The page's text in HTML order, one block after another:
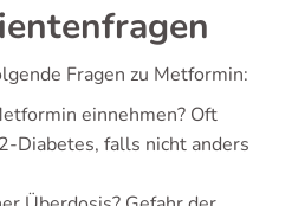
Fragen zu Metformin:
einnehmen? Oft
Diabetes, falls nicht anders